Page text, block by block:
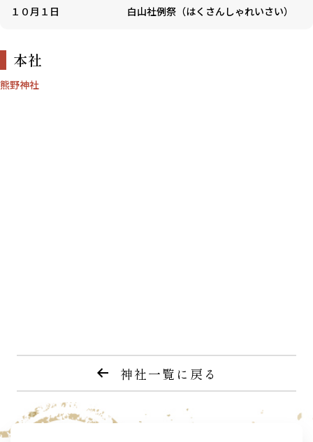
１０月１日 白山社例祭（はくさんしゃれいさい）
本社
熊野神社
神社一覧に戻る